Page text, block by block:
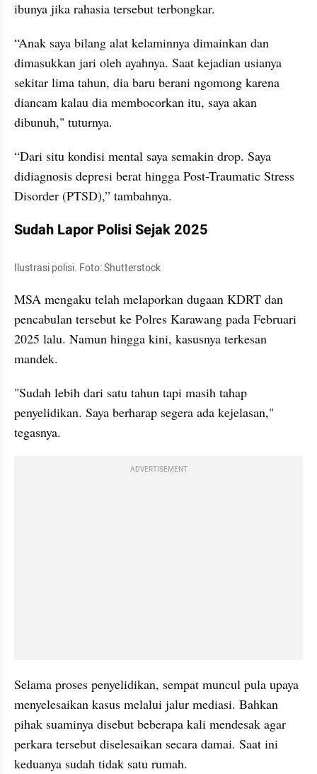
ibunya jika rahasia tersebut terbongkar.
“Anak saya bilang alat kelaminnya dimainkan dan
dimasukkan jari oleh ayahnya. Saat kejadian usianya
sekitar lima tahun, dia baru berani ngomong karena
diancam kalau dia membocorkan itu, saya akan
dibunuh," tuturnya.
“Dari situ kondisi mental saya semakin drop. Saya
didiagnosis depresi berat hingga Post-Traumatic Stress
Disorder (PTSD),” tambahnya.
Sudah Lapor Polisi Sejak 2025
Ilustrasi polisi. Foto: Shutterstock
MSA mengaku telah melaporkan dugaan KDRT dan
pencabulan tersebut ke Polres Karawang pada Februari
2025 lalu. Namun hingga kini, kasusnya terkesan
mandek.
"Sudah lebih dari satu tahun tapi masih tahap
penyelidikan. Saya berharap segera ada kejelasan,"
tegasnya.
ADVERTISEMENT
Selama proses penyelidikan, sempat muncul pula upaya
menyelesaikan kasus melalui jalur mediasi. Bahkan
pihak suaminya disebut beberapa kali mendesak agar
perkara tersebut diselesaikan secara damai. Saat ini
keduanya sudah tidak satu rumah.